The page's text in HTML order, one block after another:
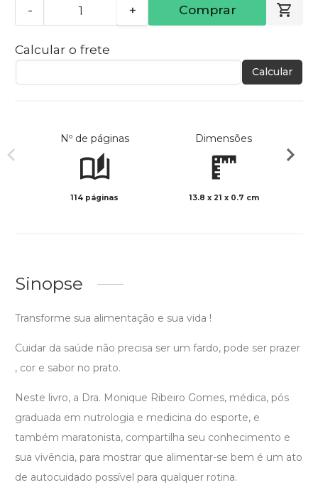
- + Comprar
Calcular o frete
Calcular
Nº de páginas
114 páginas
Dimensões
13.8 x 21 x 0.7 cm
Sinopse
Transforme sua alimentação e sua vida !
Cuidar da saúde não precisa ser um fardo, pode ser prazer
, cor e sabor no prato.
Neste livro, a Dra. Monique Ribeiro Gomes, médica, pós
graduada em nutrologia e medicina do esporte, e
também maratonista, compartilha seu conhecimento e
sua vivência, para mostrar que alimentar-se bem é um ato
de autocuidado possível para qualquer rotina.